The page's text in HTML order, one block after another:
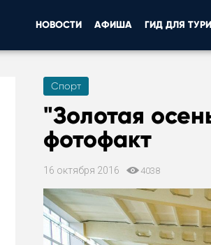
НОВОСТИ АФИША ГИД ДЛЯ
Спорт
"Золотая
фотофакт
16 октября 2016 4038